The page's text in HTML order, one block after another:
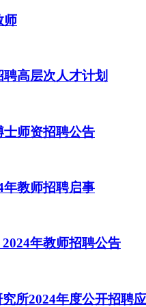
师
高层次人才计划
士师资招聘公告
年教师招聘启事
年教师招聘公告
所2024年度公开招聘